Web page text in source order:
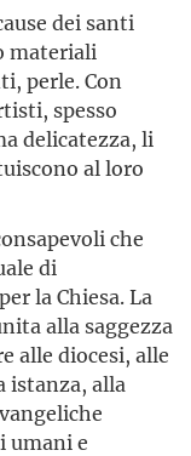
dei santi
materiali
perle. Con
spesso
delicatezza, li
al loro
che
di
la Chiesa. La
alla saggezza
alle diocesi, alle
istanza, alla
umani e